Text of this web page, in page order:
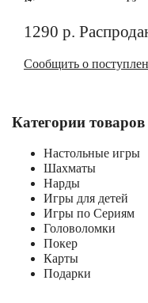
1290 р.
Сообщить о
Категории товаров
Настольные игры
Шахматы
Нарды
Игры для детей
Игры по Сериям
Головоломки
Покер
Карты
Подарки